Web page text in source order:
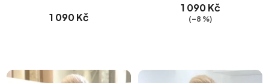
1 090 Kč
1 090 Kč
(–8 %)